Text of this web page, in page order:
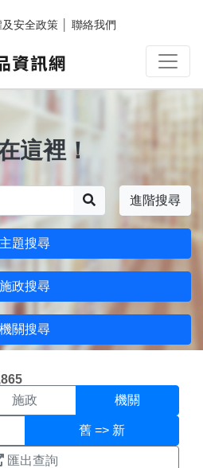
及安全政策 聯絡我們
這裡！
進階搜尋
主題搜尋
施政搜尋
機關搜尋
頁面
施政 機關
舊 => 新
匯出查詢